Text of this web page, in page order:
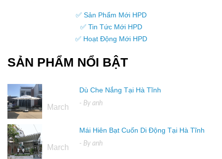
✅ Sản Phẩm Mới HPD
✅ Tin Tức Mới HPD
✅ Hoạt Động Mới HPD
SẢN PHẨM NỔI BẬT
March
Dù Che Nắng Tại Hà Tĩnh
- By anh
March
Mái Hiên Bạt Cuốn Di Động Tại Hà Tĩnh
- By anh